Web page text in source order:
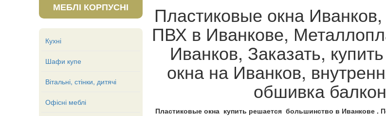
МЕБЛІ КОРПУСНІ
Кухні
Шафи купе
Вітальні, стінки, дитячі
Офісні меблі
Пластиковые окна
ПВХ в Иванкове,
Иванков, Заказать,
окна на Иванков,
обшивка
Пластиковые окна купить решается большинство в Иванкове .